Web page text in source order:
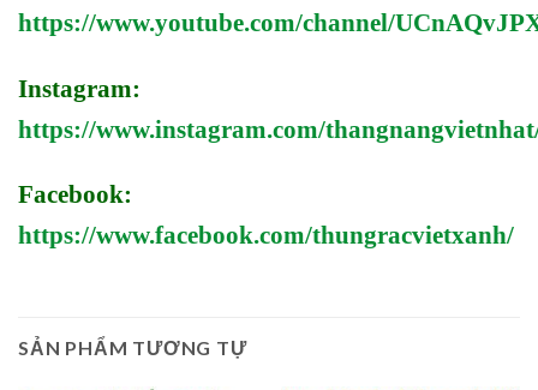
https://www.youtube.com/channel/
Instagram:
https://www.instagram.com/
Facebook:
https://www.facebook.com/thungracvietxanh/
SẢN PHẨM TƯƠNG TỰ